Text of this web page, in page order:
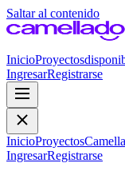
Saltar al contenido
InicioProyectos
IngresarRegistrarse
InicioProyectos
IngresarRegistrarse